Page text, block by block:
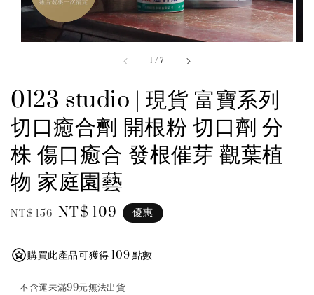
1 /7
0123 studio | 現貨 富寶系列
切口癒合劑 開根粉 切口劑 分
株 傷口癒合 發根催芽 觀葉植
物 家庭園藝
Regular
NT$ 156 Sale
NT$ 109 優惠
購買此產品可獲得 109 點數
｜不含運未滿99元無法出貨